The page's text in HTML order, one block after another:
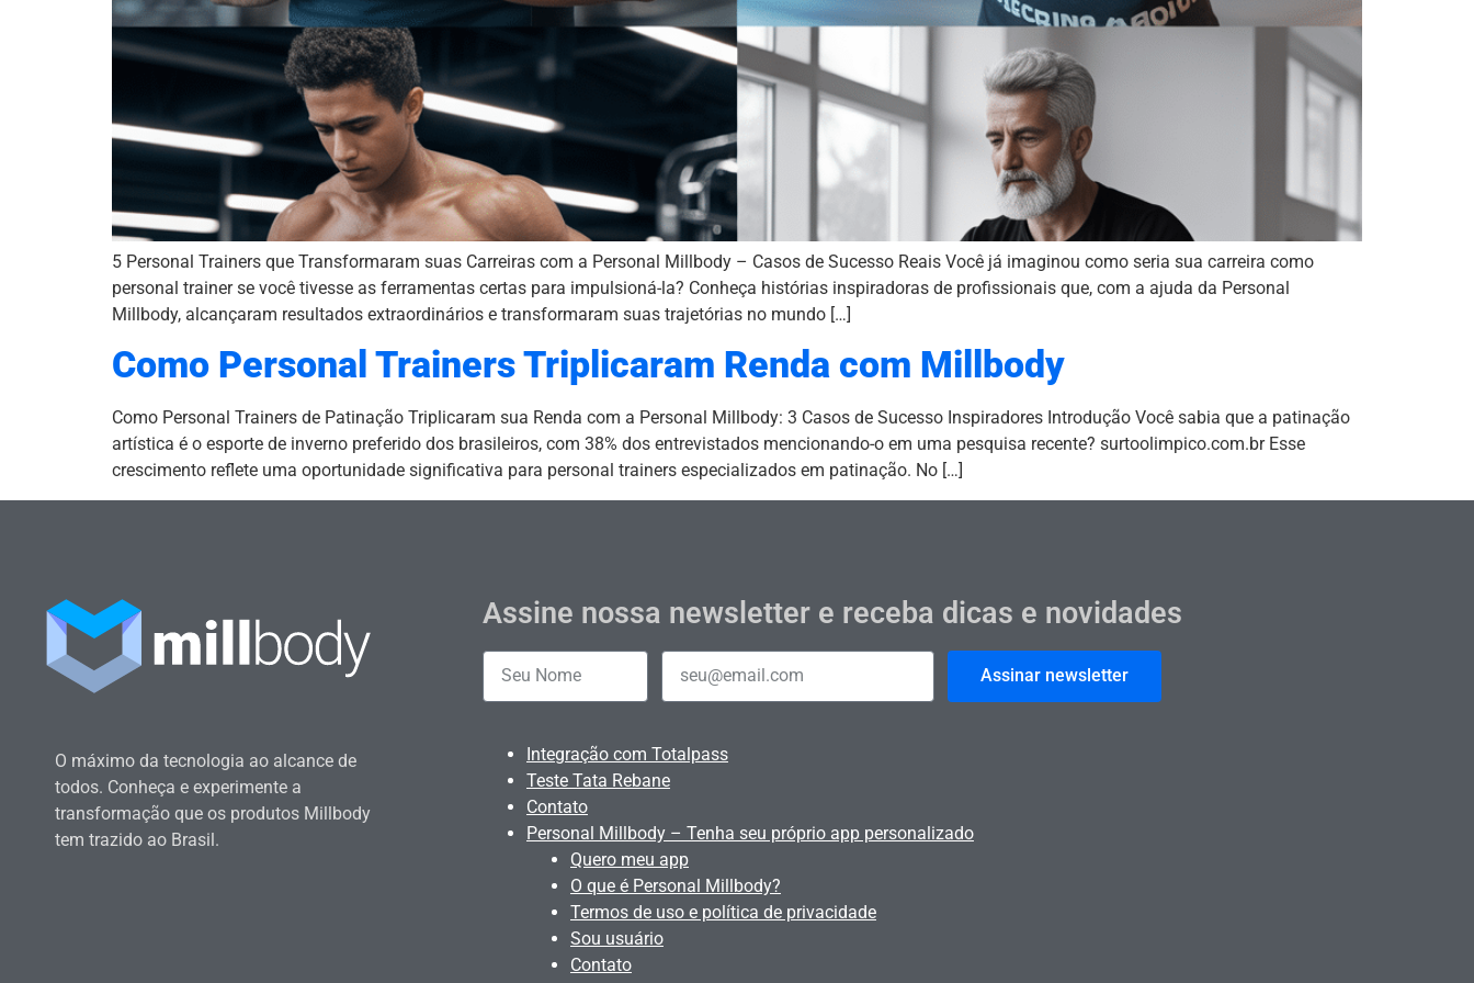
5 Personal Trainers que Transformaram suas Carreiras com a Personal Millbody – Casos de Sucesso Reais Você já imaginou como seria sua carreira como
personal trainer se você tivesse as ferramentas certas para impulsioná-la? Conheça histórias inspiradoras de profissionais que, com a ajuda da Personal
Millbody, alcançaram resultados extraordinários e transformaram suas trajetórias no mundo […]
Como Personal Trainers Triplicaram Renda com Millbody
Como Personal Trainers de Patinação Triplicaram sua Renda com a Personal Millbody: 3 Casos de Sucesso Inspiradores Introdução Você sabia que a patinação
artística é o esporte de inverno preferido dos brasileiros, com 38% dos entrevistados mencionando-o em uma pesquisa recente? surtoolimpico.com.br Esse
crescimento reflete uma oportunidade significativa para personal trainers especializados em patinação. No […]
O máximo da tecnologia ao alcance de
todos. Conheça e experimente a
transformação que os produtos Millbody
tem trazido ao Brasil.
Assine nossa newsletter e receba dicas e novidades
Assinar newsletter
Integração com Totalpass
Teste Tata Rebane
Contato
Personal Millbody – Tenha seu próprio app personalizado
Quero meu app
O que é Personal Millbody?
Termos de uso e política de privacidade
Sou usuário
Contato